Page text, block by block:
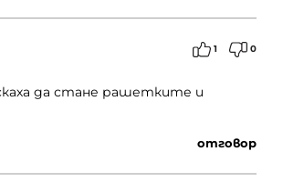
1 0
да стане рашетките и
отговор